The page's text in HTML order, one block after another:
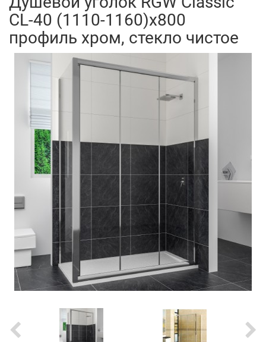
CL-40 (1110-1160)х800
профиль хром, стекло чистое